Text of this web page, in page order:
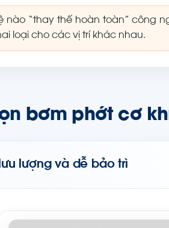
nào “thay thế hoàn toàn” công
loại cho các vị trí khác nhau.
bơm phớt cơ
lượng và dễ bảo trì